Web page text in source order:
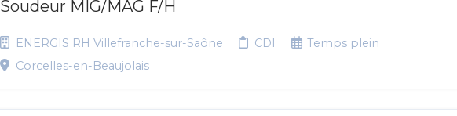
Soudeur MIG/MAG F/H
ENERGIS RH Villefranche-sur-Saône CDI
Temps plein
Corcelles-en-Beaujolais